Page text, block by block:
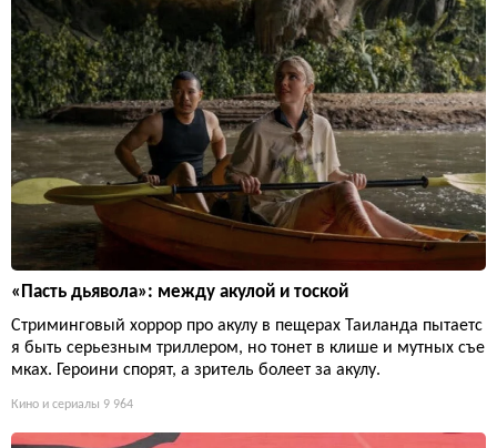
«Пасть дьявола»: между акулой и тоской
Стриминговый хоррор про акулу в пещерах Таиланда пытаетс
я быть серьезным триллером, но тонет в клише и мутных съе
мках. Героини спорят, а зритель болеет за акулу.
Кино и сериалы 9 964